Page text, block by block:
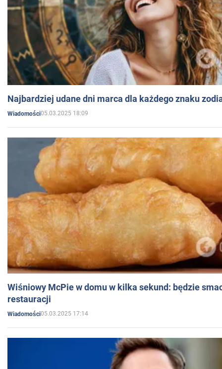
Najbardziej udane dni marca dla każdego znaku
Wiadomości05.03.2025 18:09
Wiśniowy McPie w domu w kilka sekund: będzie
restauracji
Wiadomości05.03.2025 17:14